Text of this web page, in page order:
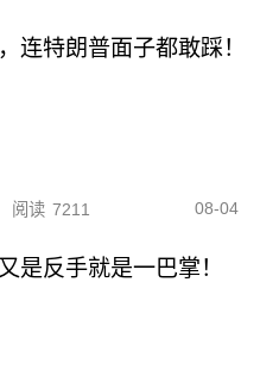
连特朗普面子都敢踩！
阅读 7211 08-04
是反手就是一巴掌！